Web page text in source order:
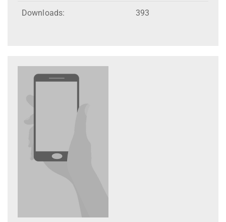
Downloads: 393